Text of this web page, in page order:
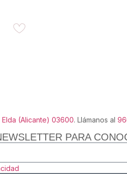
(Alicante) 03600. Llámanos al
PARA